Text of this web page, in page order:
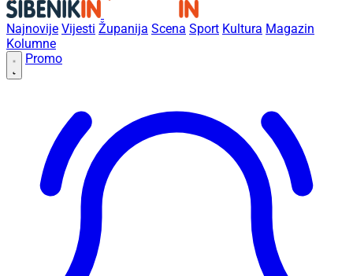
Najnovije Vijesti Županija Scena Sport Kultura Magazin
Kolumne
Promo